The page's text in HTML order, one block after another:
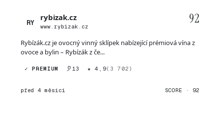
RY
rybizak.cz
www.rybizak.cz
92
Rybízák.cz je ovocný vinný sklípek nabízející prémiová vína z
ovoce a bylin – Rybízák z če...
✓ PREMIUM 13 ★ 4,9(3 702)
před 4 měsíci SCORE · 92